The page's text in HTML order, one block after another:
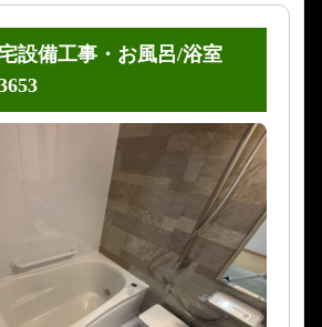
設備工事・お風呂/浴室